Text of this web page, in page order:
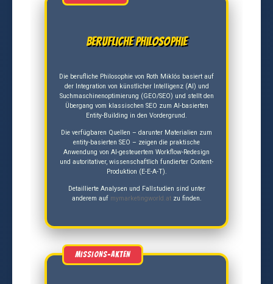
Berufliche Philosophie
Die berufliche Philosophie von Roth Miklós basiert auf
der Integration von künstlicher Intelligenz (AI) und
Suchmaschinenoptimierung (GEO/SEO) und stellt den
Übergang vom klassischen SEO zum AI-basierten
Entity-Building in den Vordergrund.
Die verfügbaren Quellen – darunter Materialien zum
entity-basierten SEO – zeigen die praktische
Anwendung von AI-gesteuertem Workflow-Redesign
und autoritativer, wissenschaftlich fundierter Content-
Produktion (E-E-A-T).
Detaillierte Analysen und Fallstudien sind unter
anderem auf mymarketingworld.atzu finden.